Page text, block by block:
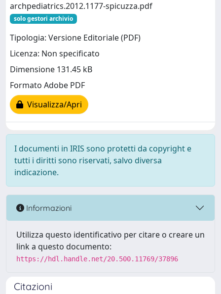
archpediatrics.2012.1177-spicuzza.pdf
solo gestori archivio
Tipologia: Versione Editoriale (PDF)
Licenza: Non specificato
Dimensione 131.45 kB
Formato Adobe PDF
Visualizza/Apri
I documenti in IRIS sono protetti da copyright e
tutti i diritti sono riservati, salvo diversa
indicazione.
Informazioni
Utilizza questo identificativo per citare o creare un
link a questo documento:
https://hdl.handle.net/20.500.11769/37896
Citazioni